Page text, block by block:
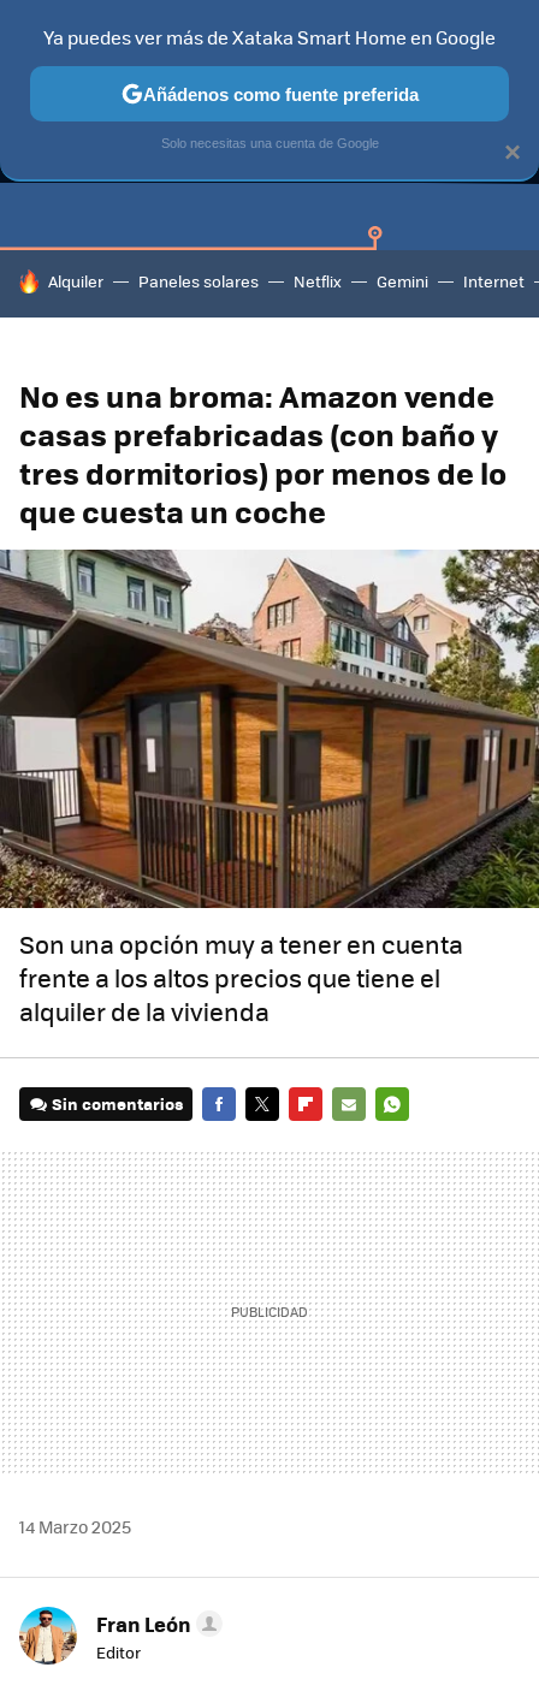
GUÍAS DE COMPRA CAZANDO GANGAS OFERTAS EN
HOY SE HABLA DE
Alquiler Paneles solares Netflix Gemini Internet
No es una broma: Amazon vende
casas prefabricadas (con baño y
tres dormitorios) por menos de lo
que cuesta un coche
Son una opción muy a tener en cuenta
frente a los altos precios que tiene el
alquiler de la vivienda
Sin comentarios
MAIL
14 Marzo 2025
Fran León
Editor
×
Ya puedes ver más de Xataka Smart Home en Google
Añádenos como fuente preferida
Solo necesitas una cuenta de Google